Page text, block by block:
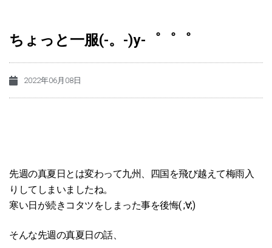
ちょっと一服(-。-)y-゜゜゜
2022年06月08日
先週の真夏日とは変わって九州、四国を飛び越えて梅雨入
りしてしまいましたね。
寒い日が続きコタツをしまった事を後悔( ;∀;)
そんな先週の真夏日の話、